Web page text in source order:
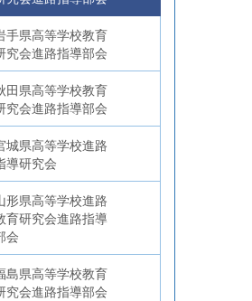
手県高等学校教育
究会進路指導部会
田県高等学校教育
究会進路指導部会
城県高等学校進路
導研究会
形県高等学校進路
育研究会進路指導
会
島県高等学校教育
究会進路指導部会